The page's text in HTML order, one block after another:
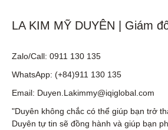
LA KIM MỸ DUYÊN | Giám
Zalo/Call: 0911 130 135
WhatsApp: (+84)911 130 135
Email: Duyen.Lakimmy@iqiglobal.com
"Duyên không chắc có thể giúp bạn trở
Duyên tự tin sẽ đồng hành và giúp bạn